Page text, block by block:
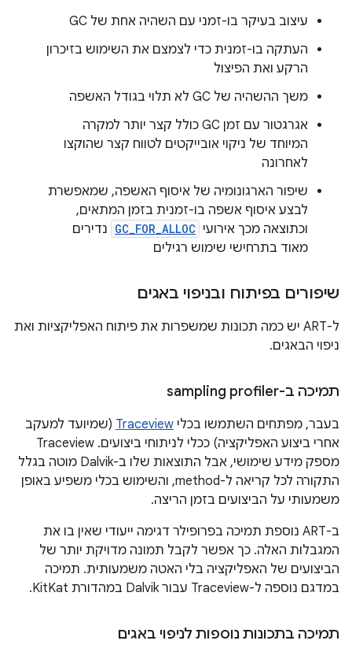
עיצוב בעיקר בו-זמני עם השהיה אחת של GC
העתקה בו-זמנית כדי לצמצם את השימוש בזיכרון
הרקע ואת הפיצול
משך ההשהיה של GC לא תלוי בגודל האשפה
אגרגטור עם זמן GC כולל קצר יותר למקרה
המיוחד של ניקוי אובייקטים לטווח קצר שהוקצו
לאחרונה
שיפור הארגונומיה של איסוף האשפה, שמאפשרת
לבצע איסוף אשפה בו-זמנית בזמן המתאים,
וכתוצאה מכך אירועי GC_FOR_ALLOC נדירים
מאוד בתרחישי שימוש רגילים
שיפורים בפיתוח ובניפוי באגים
ל-ART יש כמה תכונות שמשפרות את פיתוח האפליקציות ואת
ניפוי הבאגים.
תמיכה ב-sampling profiler
בעבר, מפתחים השתמשו בכלי Traceview (שמיועד למעקב
אחרי ביצוע האפליקציה) ככלי לניתוחי ביצועים. Traceview
מספק מידע שימושי, אבל התוצאות שלו ב-Dalvik מוטה בגלל
התקורה לכל קריאה ל-method, והשימוש בכלי משפיע באופן
משמעותי על הביצועים בזמן הריצה.
ב-ART נוספת תמיכה בפרופילר דגימה ייעודי שאין בו את
המגבלות האלה. כך אפשר לקבל תמונה מדויקת יותר של
הביצועים של האפליקציה בלי האטה משמעותית. תמיכה
במדגם נוספה ל-Traceview עבור Dalvik במהדורת KitKat.
תמיכה בתכונות נוספות לניפוי באגים